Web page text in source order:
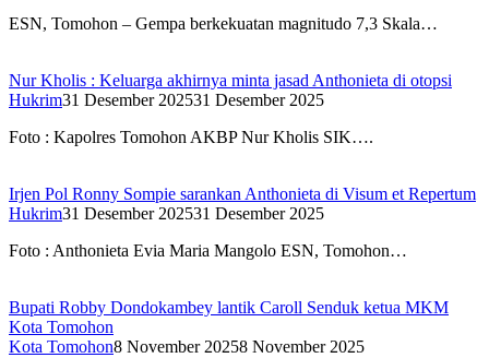
ESN, Tomohon – Gempa berkekuatan magnitudo 7,3 Skala…
Nur Kholis : Keluarga akhirnya minta jasad Anthonieta di otopsi
Hukrim31 Desember 202531 Desember 2025
Foto : Kapolres Tomohon AKBP Nur Kholis SIK….
Irjen Pol Ronny Sompie sarankan Anthonieta di Visum et Repertum
Hukrim31 Desember 202531 Desember 2025
Foto : Anthonieta Evia Maria Mangolo ESN, Tomohon…
Bupati Robby Dondokambey lantik Caroll Senduk ketua MKM
Kota Tomohon
Kota Tomohon8 November 20258 November 2025